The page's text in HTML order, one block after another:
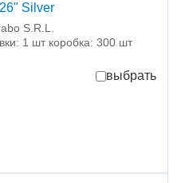
Silver
S.R.L.
1 шт коробка: 300 шт
выбрать